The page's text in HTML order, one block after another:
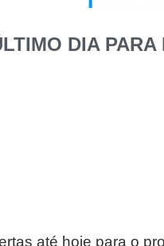
DIA PARA
até hoje para o